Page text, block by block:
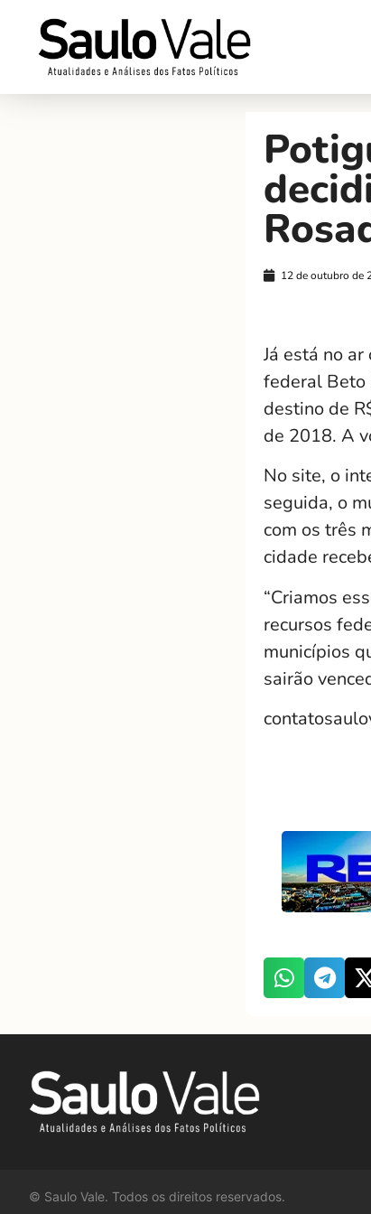
12 de outubro de
Já está no ar
federal Beto
destino de
de 2018. A
No site, o
seguida, o
com os três
cidade
“Criamos
recursos
municípios
sairão
© Saulo Vale. Todos os direitos reservados.